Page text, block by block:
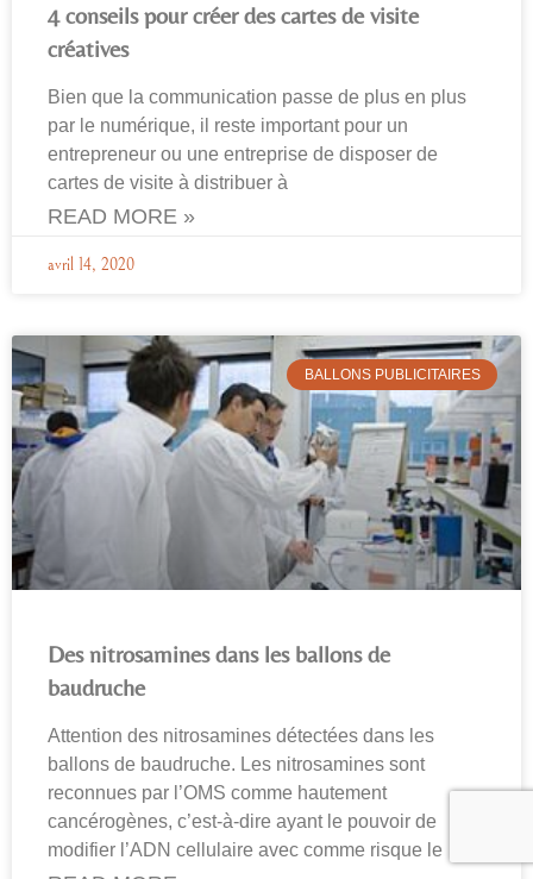
4 conseils pour créer des cartes de visite
créatives
Bien que la communication passe de plus en plus
par le numérique, il reste important pour un
entrepreneur ou une entreprise de disposer de
cartes de visite à distribuer à
READ MORE »
avril 14, 2020
BALLONS PUBLICITAIRES
Des nitrosamines dans les ballons de
baudruche
Attention des nitrosamines détectées dans les
ballons de baudruche. Les nitrosamines sont
reconnues par l’OMS comme hautement
cancérogènes, c’est-à-dire ayant le pouvoir de
modifier l’ADN cellulaire avec comme risque le